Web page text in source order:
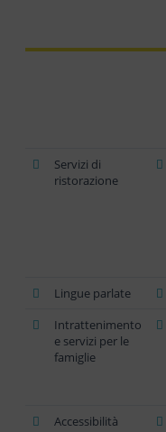
Servizi di
ristorazione
Lingue parlate
Intrattenimento
e servizi per le
famiglie
Accessibilità